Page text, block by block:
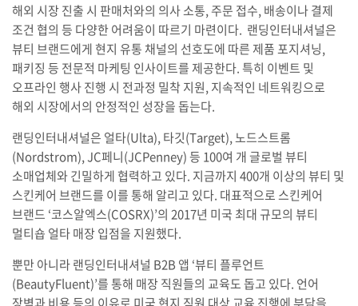
해외 시장 진출 시 판매처와의 의사 소통, 주문 접수, 배송이나 결제
조건 협의 등 다양한 어려움이 따르기 마련이다. 랜딩인터내셔널은
뷰티 브랜드에게 현지 유통 채널의 선호도에 따른 제품 포지셔닝,
패키징 등 전문적 마케팅 인사이트를 제공한다. 특히 이벤트 및
오프라인 행사 진행 시 전과정 밀착 지원, 지속적인 네트워킹으로
해외 시장에서의 안정적인 성장을 돕는다.
랜딩인터내셔널은 얼타(Ulta), 타깃(Target), 노드스트롬
(Nordstrom), JC페니(JCPenney) 등 100여 개 글로벌 뷰티
소매업체와 긴밀하게 협력하고 있다. 지금까지 400개 이상의 뷰티 및
스킨케어 브랜드를 이를 통해 알리고 있다. 대표적으로 스킨케어
브랜드 ‘코스알엑스(COSRX)’의 2017년 미국 최대 규모의 뷰티
멀티숍 얼타 매장 입점을 지원했다.
뿐만 아니라 랜딩인터내셔널 B2B 앱 ‘뷰티 플루언트
(BeautyFluent)’를 통해 매장 직원들의 교육도 돕고 있다. 언어